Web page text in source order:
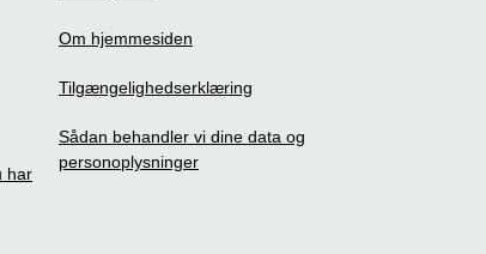
har
Om hjemmesiden
Tilgængelighedserklæring
Sådan behandler vi dine data og
personoplysninger